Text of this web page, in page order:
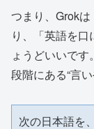
つまり、Grok
り、「英語を
ょうどいいで
段階にある“言
次の日本語を